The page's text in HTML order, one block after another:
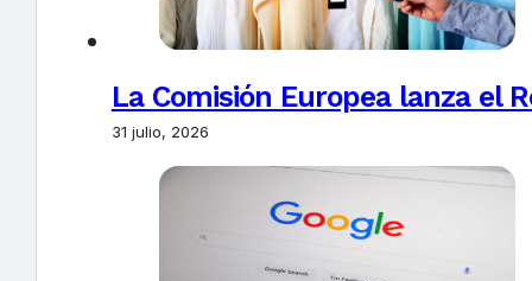
La Comisión Europea lanza el
31 julio, 2026